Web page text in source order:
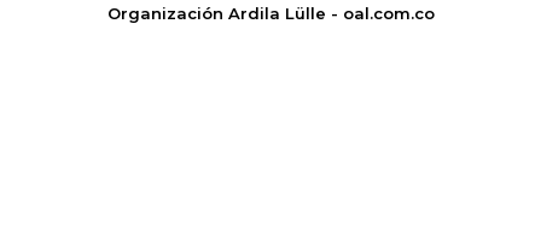
Organización Ardila Lülle - oal.com.co